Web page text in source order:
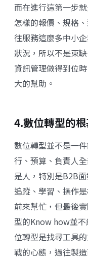
而在進行這第一步
怎樣的報價、規格
往服務這麼多中小
狀況，所以不是東
資訊管理做得到位
大的幫助。
4.數位轉型的
數位轉型並不是一
行、預算、負責人
是人，特別是B2B
追蹤、學習、操作
前來幫忙，但最後
型的Know how並
位轉型是找尋工具
戰的心態，過往製